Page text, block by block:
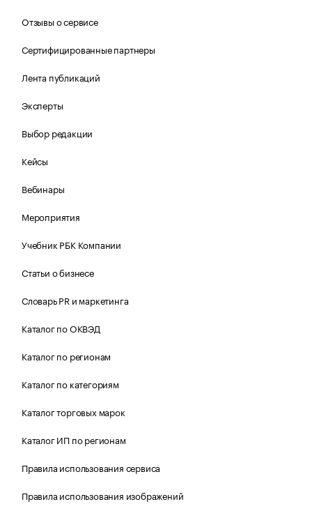
Отзывы о сервисе
Сертифицированные партнеры
Лента публикаций
Эксперты
Выбор редакции
Кейсы
Вебинары
Мероприятия
Учебник РБК Компании
Статьи о бизнесе
Словарь PR и маркетинга
Каталог по ОКВЭД
Каталог по регионам
Каталог по категориям
Каталог торговых марок
Каталог ИП по регионам
Правила использования сервиса
Правила использования изображений